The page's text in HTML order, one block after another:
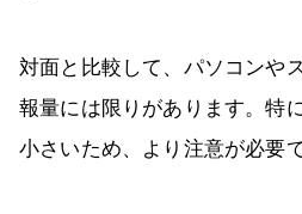
対面と比較して、パソコンや
報量には限りがあります。特
小さいため、より注意が必要で